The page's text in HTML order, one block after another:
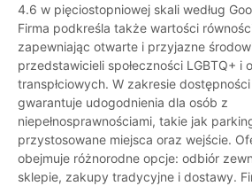
4.6 w pięciostopniowej skali według
Firma podkreśla także wartości
zapewniając otwarte i przyjazne
przedstawicieli społeczności LGBTQ+ i
transpłciowych. W zakresie
gwarantuje udogodnienia dla osób z
niepełnosprawnościami, takie jak
przystosowane miejsca oraz wejście.
obejmuje różnorodne opcje: odbiór
sklepie, zakupy tradycyjne i dostawy.